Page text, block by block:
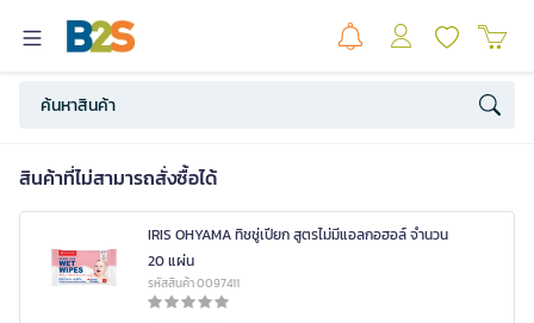
สินค้าที่ไม่สามารถสั่งซื้อได้
IRIS OHYAMA ทิชชู่เปียก สูตรไม่มีแอลกอฮอล์ จำนวน
20 แผ่น
รหัสสินค้า 0097411